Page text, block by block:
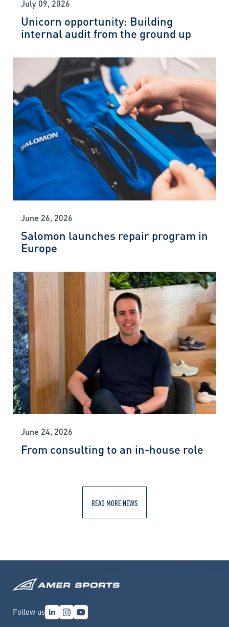
July 09, 2026
Unicorn opportunity: Building
internal audit from the ground up
June 26, 2026
Salomon launches repair program in
Europe
June 24, 2026
From consulting to an in-house role
READ MORE NEWS
Follow us